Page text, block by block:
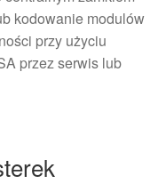
kodowanie modulów
przy użyciu
przez serwis lub